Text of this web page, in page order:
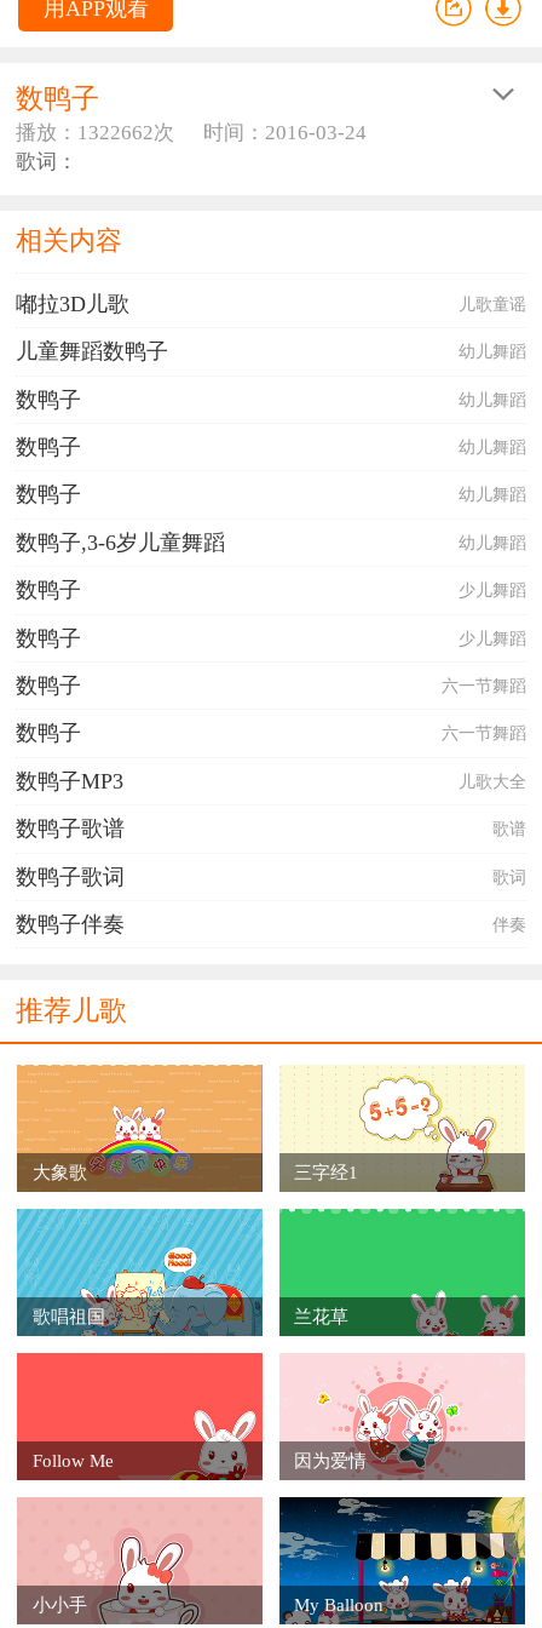
用APP观看
数鸭子
播放：1322662次
时间：2016-03-24
歌词：
别考个鸭蛋抱回家。
相关内容
嘟拉3D儿歌 儿歌童谣
儿童舞蹈数鸭子 幼儿舞蹈
数鸭子 幼儿舞蹈
数鸭子 幼儿舞蹈
数鸭子 幼儿舞蹈
数鸭子,3-6岁儿童舞蹈 幼儿舞蹈
数鸭子 少儿舞蹈
数鸭子 少儿舞蹈
数鸭子 六一节舞蹈
数鸭子 六一节舞蹈
数鸭子MP3 儿歌大全
数鸭子歌谱 歌谱
数鸭子歌词 歌词
数鸭子伴奏 伴奏
推荐儿歌
大象歌 三字经1
歌唱祖国 兰花草
Follow Me 因为爱情
小小手 My Balloon